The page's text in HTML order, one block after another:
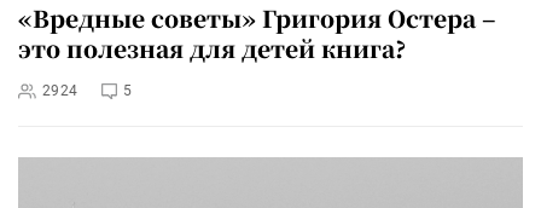
«Вредные советы» Григория Остера –
это полезная для детей книга?
2924 5